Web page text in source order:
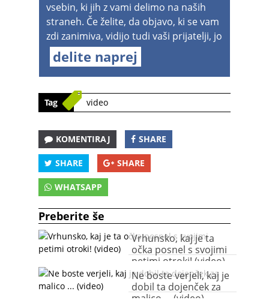
vsebin, ki jih z vami delimo na naših
straneh. Če želite, da objavo, ki se vam
zdi zanimiva, vidijo tudi vaši prijatelji, jo
delite naprej
Tag video
KOMENTIRAJ SHARE
SHARE SHARE
WHATSAPP
Preberite še
Vrhunsko, kaj je ta
očka posnel s svojimi
petimi otroki! (video)
Ne boste verjeli, kaj je
dobil ta dojenček za